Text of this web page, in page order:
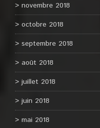
novembre 2018
octobre 2018
septembre 2018
août 2018
juillet 2018
juin 2018
mai 2018